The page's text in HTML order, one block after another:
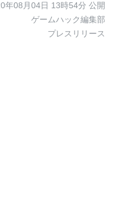
年08月04日 13時54分 公開
ゲームハック編集部
プレスリリース